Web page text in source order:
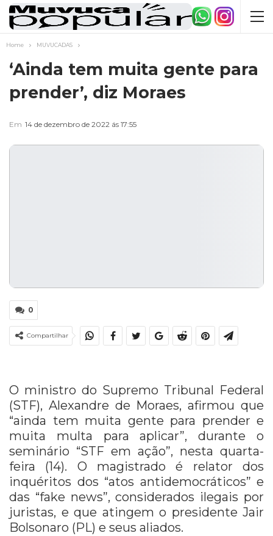
Home MUVUCADAS
‘Ainda tem muita gente para
prender’, diz Moraes
Em 14 de dezembro de 2022 ás 17:55
0
Compartilhar
O ministro do Supremo Tribunal Federal
(STF), Alexandre de Moraes, afirmou que
“ainda tem muita gente para prender e
muita multa para aplicar”, durante o
seminário “STF em ação”, nesta quarta-
feira (14). O magistrado é relator dos
inquéritos dos “atos antidemocráticos” e
das “fake news”, considerados ilegais por
juristas, e que atingem o presidente Jair
Bolsonaro (PL) e seus aliados.